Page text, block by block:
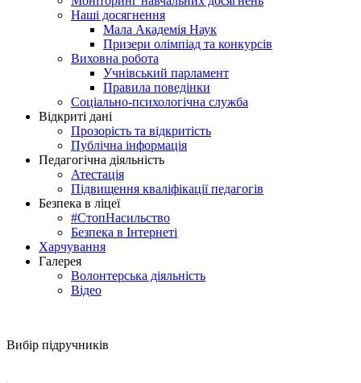
Наші досягнення
Мала Академія Наук
Призери олімпіад та конкурсів
Виховна робота
Учнівський парламент
Правила поведінки
Соціально-психологічна служба
Відкриті дані
Прозорість та відкритість
Публічна інформація
Педагогічна діяльність
Атестація
Підвищення кваліфікації педагогів
Безпека в ліцеї
#СтопНасильство
Безпека в Інтернеті
Харчування
Галерея
Волонтерська діяльність
Відео
Вибір підручників